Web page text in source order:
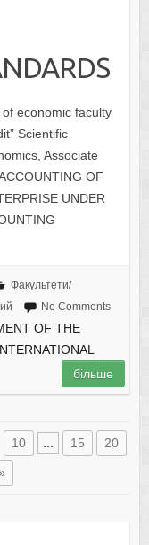
economic faculty
Scientific
Associate
OF
UNDER
Факультети/
No Comments
OF THE
більше
10 15 20